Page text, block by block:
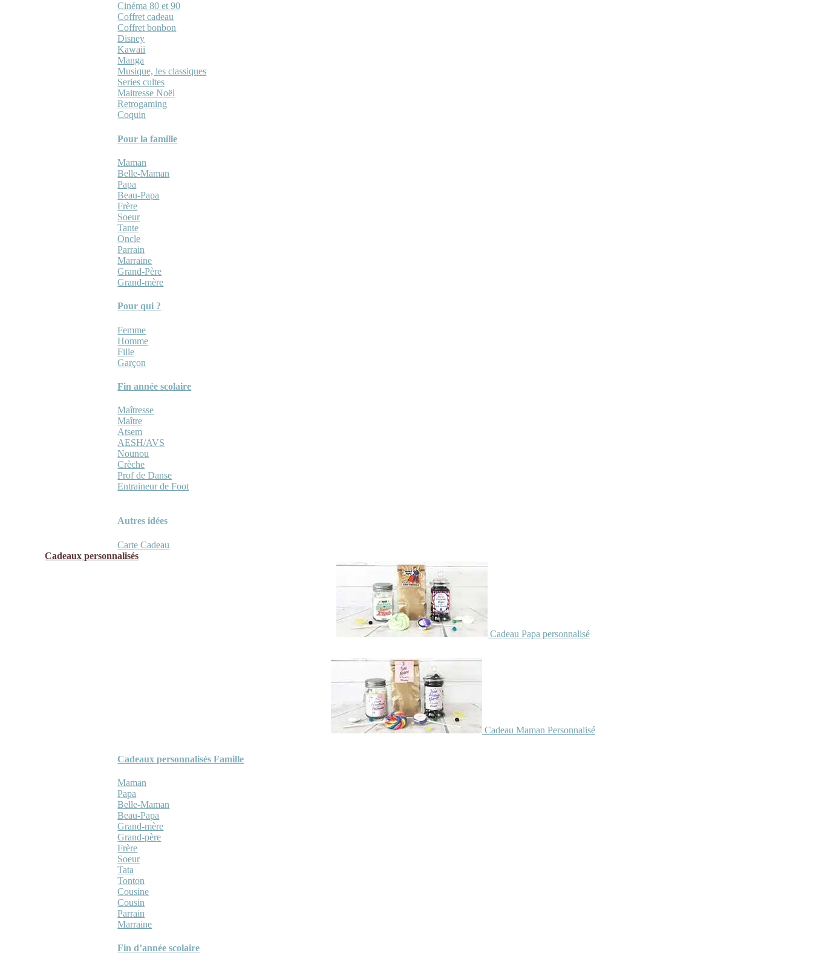
Cinéma 80 et 90
Coffret cadeau
Coffret bonbon
Disney
Kawaii
Manga
Musique, les classiques
Series cultes
Maitresse Noël
Retrogaming
Coquin
Pour la famille
Maman
Belle-Maman
Papa
Beau-Papa
Frère
Soeur
Tante
Oncle
Parrain
Marraine
Grand-Père
Grand-mère
Pour qui ?
Femme
Homme
Fille
Garçon
Fin année scolaire
Maîtresse
Maître
Atsem
AESH/AVS
Nounou
Crèche
Prof de Danse
Entraineur de Foot
Autres idées
Carte Cadeau
Cadeaux personnalisés
Cadeau Papa personnalisé
Cadeau Maman Personnalisé
Cadeaux personnalisés Famille
Maman
Papa
Belle-Maman
Beau-Papa
Grand-mère
Grand-père
Frère
Soeur
Tata
Tonton
Cousine
Cousin
Parrain
Marraine
Fin d’année scolaire